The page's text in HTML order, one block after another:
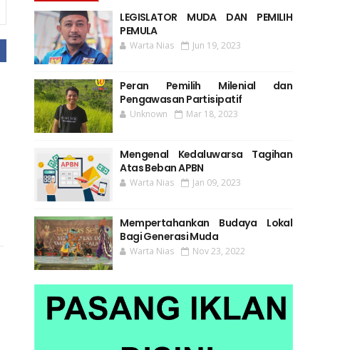
LEGISLATOR MUDA DAN PEMILIH
PEMULA
Warta Nias Jun 19, 2023
Peran Pemilih Milenial dan
Pengawasan Partisipatif
Unknown Mar 18, 2023
Mengenal Kedaluwarsa Tagihan
Atas Beban APBN
Warta Nias Jan 09, 2023
Mempertahankan Budaya Lokal
Bagi Generasi Muda
Warta Nias Nov 23, 2022